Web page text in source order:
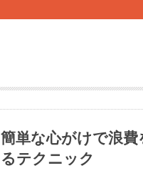
簡単な心がけで浪
るテクニック